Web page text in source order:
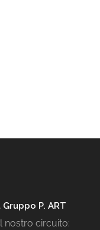
P. ART
nostro circuito: